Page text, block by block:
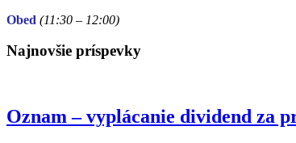
Obed (11:30 – 12:00)
Najnovšie príspevky
Oznam – vyplácanie dividend za